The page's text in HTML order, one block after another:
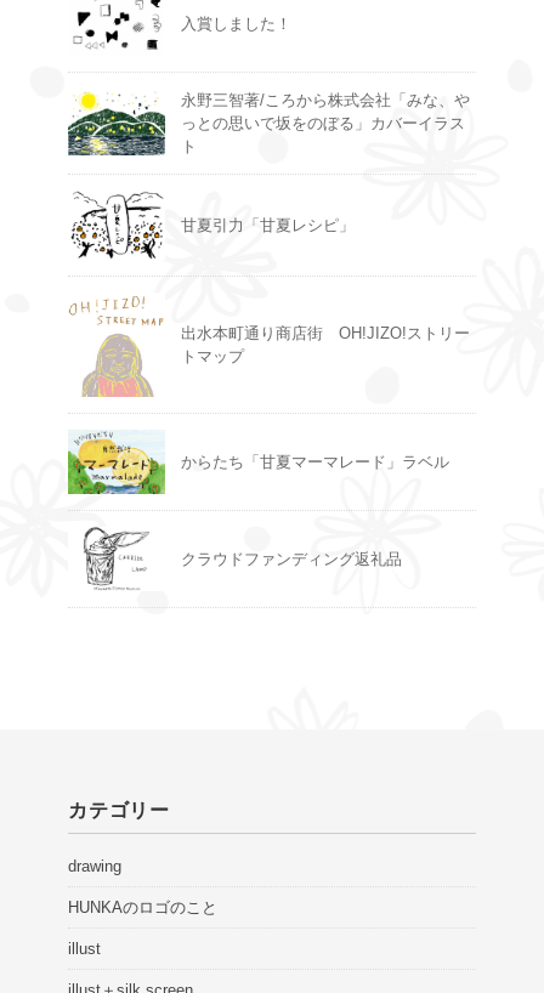
入賞しました！
永野三智著/ころから株式会社「みな、や
っとの思いで坂をのぼる」カバーイラス
ト
甘夏引力「甘夏レシピ」
出水本町通り商店街 OH!JIZO!ストリー
トマップ
からたち「甘夏マーマレード」ラベル
クラウドファンディング返礼品
カテゴリー
drawing
HUNKAのロゴのこと
illust